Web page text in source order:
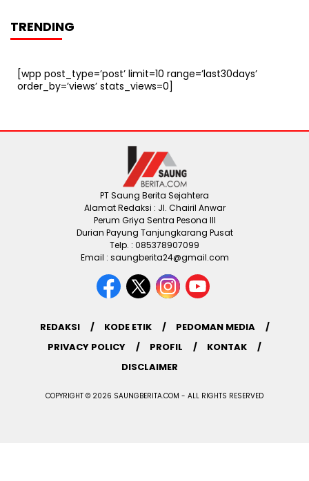
TRENDING
[wpp post_type=’post’ limit=10 range=’last30days’
order_by=’views’ stats_views=0]
PT Saung Berita Sejahtera
Alamat Redaksi : Jl. Chairil Anwar
Perum Griya Sentra Pesona III
Durian Payung Tanjungkarang Pusat
Telp. : 085378907099
Email : saungberita24@gmail.com
REDAKSI KODE ETIK
PEDOMAN MEDIA
PRIVACY POLICY
PROFIL
KONTAK
DISCLAIMER
COPYRIGHT © 2026 SAUNGBERITA.COM - ALL RIGHTS RESERVED